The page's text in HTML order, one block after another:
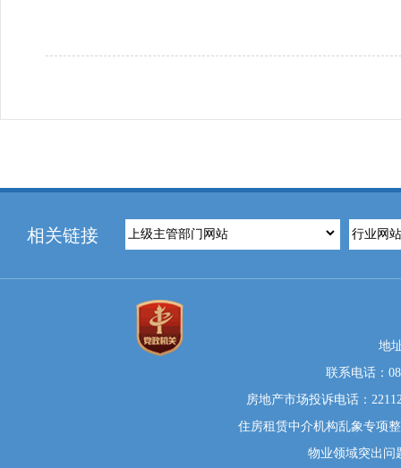
相关链接
地
联系电话：
房地产市场投诉电话：
住房租赁中介机构乱象专项
物业领域突出问